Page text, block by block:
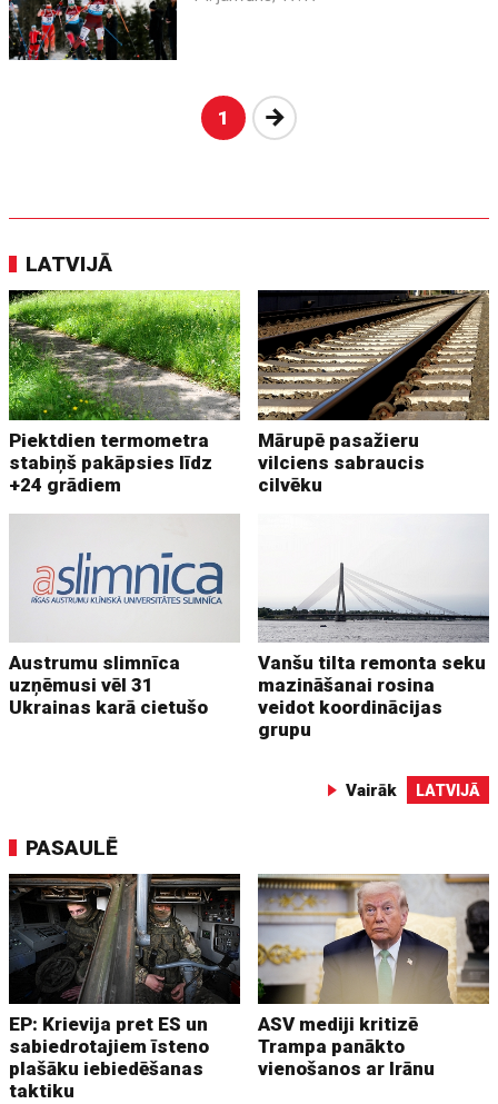
1 Nākošā
LATVIJĀ
Piektdien termometra
stabiņš pakāpsies līdz
+24 grādiem
Mārupē pasažieru
vilciens sabraucis
cilvēku
Austrumu slimnīca
uzņēmusi vēl 31
Ukrainas karā cietušo
Vanšu tilta remonta seku
mazināšanai rosina
veidot koordinācijas
grupu
Vairāk LATVIJĀ
PASAULĒ
EP: Krievija pret ES un
sabiedrotajiem īsteno
plašāku iebiedēšanas
taktiku
ASV mediji kritizē
Trampa panākto
vienošanos ar Irānu